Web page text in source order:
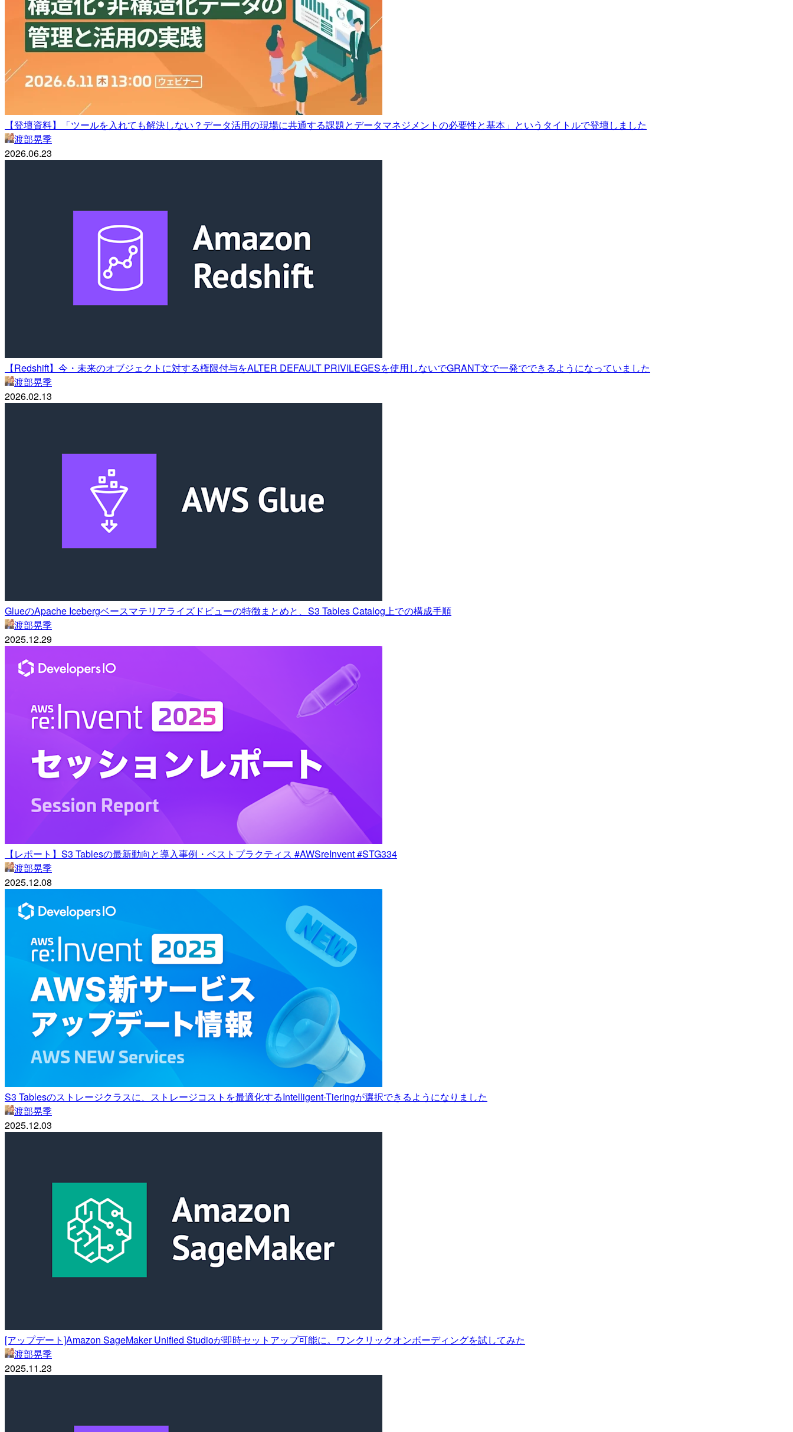
【登壇資料】「ツールを入れても解決しない？データ活用の現場に共通する課題とデータマネジメントの必要性と基本」というタイトルで登壇しました
渡部晃季
2026.06.23
【Redshift】今・未来のオブジェクトに対する権限付与をALTER DEFAULT PRIVILEGESを使用しないでGRANT文で一発でできるようになっていました
渡部晃季
2026.02.13
GlueのApache Icebergベースマテリアライズドビューの特徴まとめと、S3 Tables Catalog上での構成手順
渡部晃季
2025.12.29
【レポート】S3 Tablesの最新動向と導入事例・ベストプラクティス #AWSreInvent #STG334
渡部晃季
2025.12.08
S3 Tablesのストレージクラスに、ストレージコストを最適化するIntelligent-Tieringが選択できるようになりました
渡部晃季
2025.12.03
[アップデート]Amazon SageMaker Unified Studioが即時セットアップ可能に。ワンクリックオンボーディングを試してみた
渡部晃季
2025.11.23